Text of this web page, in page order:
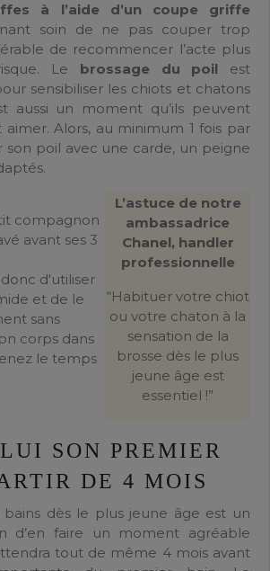
à l’aide d’un coupe griffe
soin de ne pas couper trop
de recommencer l’acte plus
Le brossage du poil est
sensibiliser les chiots et chatons
aussi un moment qu’ils peuvent
Alors, au minimum 1 fois par
son poil avec une carde, un peigne
compagnon
avant ses 3
d'utiliser
et de le
sans
corps dans
le temps
L’astuce de notre
ambassadrice
Chanel, handler
professionnelle
“Habituer votre chiot
ou votre chaton à la
sensation de la
brosse dès le plus
jeune âge est
essentiel !”
SON PREMIER
DE 4 MOIS
dès le plus jeune âge est un
d’en faire un moment agréable
tout de même 4 mois avant